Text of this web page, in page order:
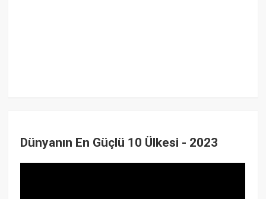
Dünyanın En Güçlü 10 Ülkesi - 2023